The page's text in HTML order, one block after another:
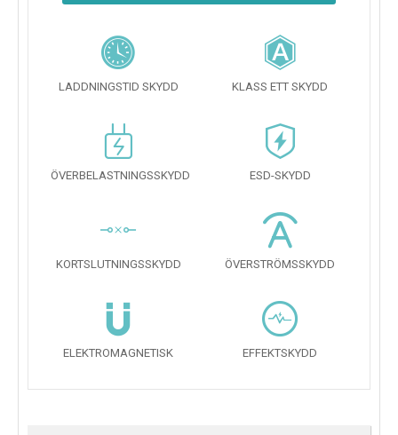
LADDNINGSTID SKYDD KLASS ETT SKYDD
ÖVERBELASTNINGSSKYDD ESD-SKYDD
KORTSLUTNINGSSKYDD ÖVERSTRÖMSSKYDD
ELEKTROMAGNETISK EFFEKTSKYDD